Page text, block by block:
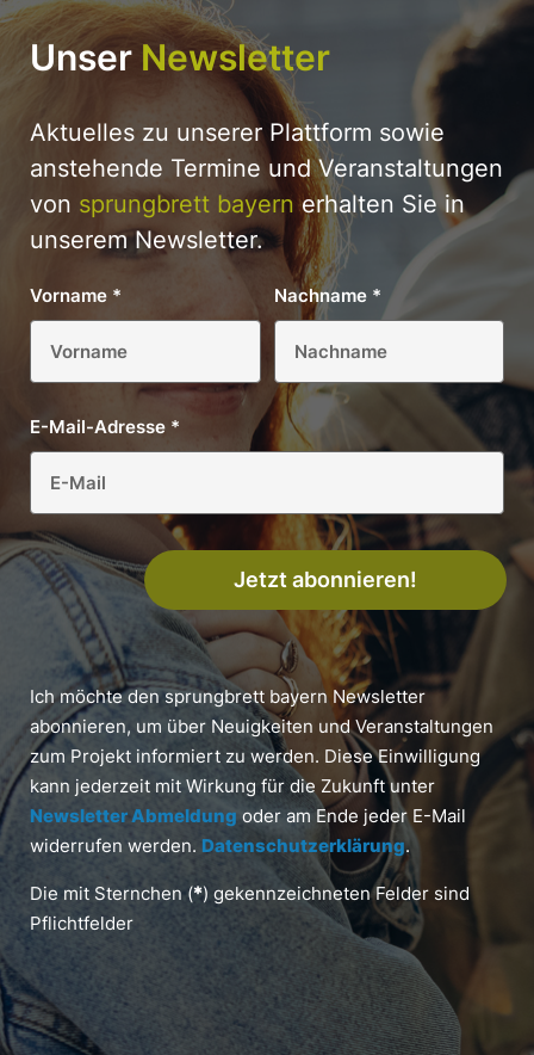
Unser Newsletter
Aktuelles zu unserer Plattform sowie
anstehende Termine und Veranstaltungen
von sprungbrett bayernerhalten Sie in
unserem Newsletter.
Vorname * Nachname *
E-Mail-Adresse *
Jetzt abonnieren!
Ich möchte den sprungbrett bayern Newsletter
abonnieren, um über Neuigkeiten und Veranstaltungen
zum Projekt informiert zu werden. Diese Einwilligung
kann jederzeit mit Wirkung für die Zukunft unter
Newsletter Abmeldung oder am Ende jeder E-Mail
widerrufen werden. Datenschutzerklärung.
Die mit Sternchen (*) gekennzeichneten Felder sind
Pflichtfelder